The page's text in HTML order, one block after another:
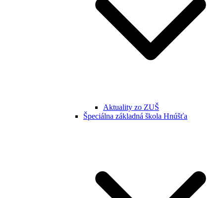
Aktuality zo ZUŠ
Špeciálna základná škola Hnúšťa